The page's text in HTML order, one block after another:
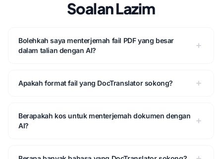
Soalan Lazim
Bolehkah saya menterjemah fail PDF yang besar
dalam talian dengan AI?
Apakah format fail yang DocTranslator sokong?
Berapakah kos untuk menterjemah dokumen dengan
AI?